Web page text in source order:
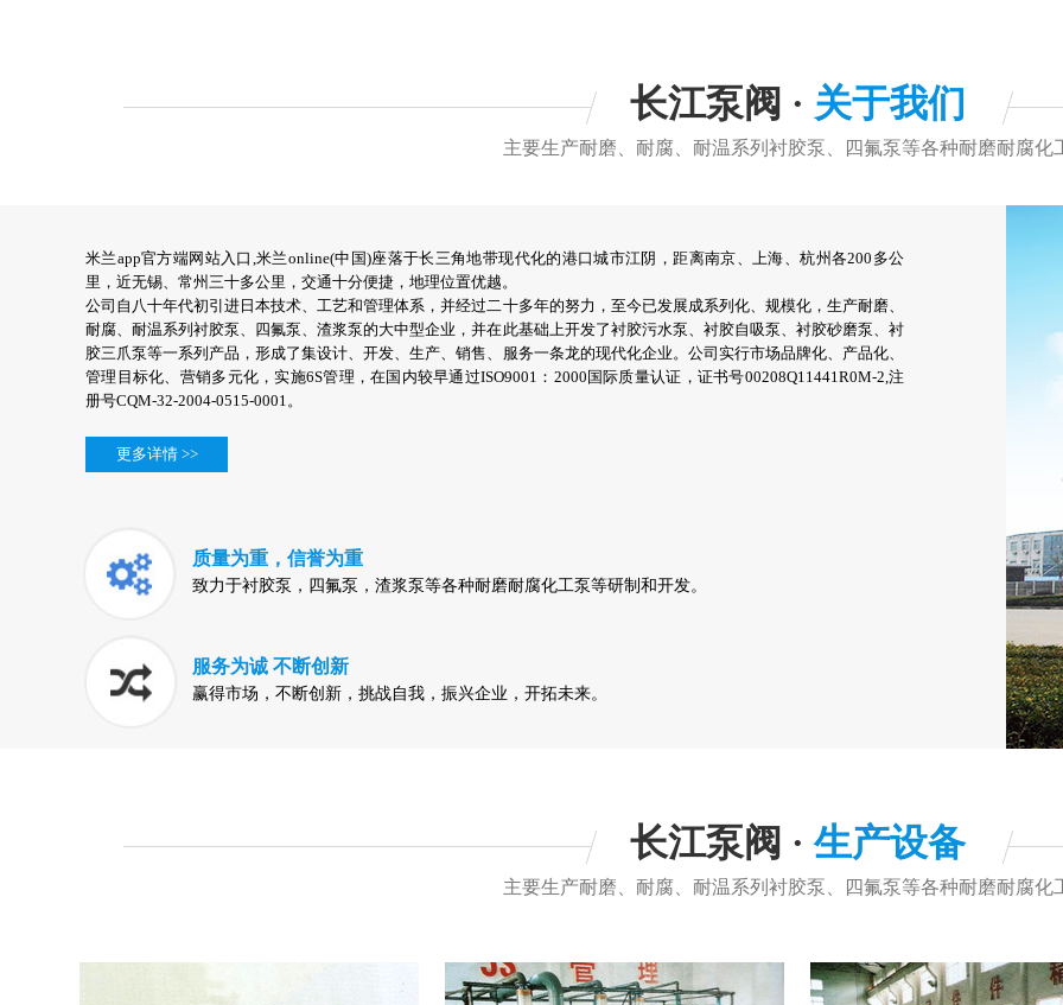
长江泵阀 · 关于我们
主要生产耐磨、耐腐、耐温系列衬胶泵、四氟泵等各种耐磨耐腐化
米兰app官方端网站入口,米兰online(中国)座落于长三角地带现代化的港口城市江阴，距离南京、上海、杭州各200多公
里，近无锡、常州三十多公里，交通十分便捷，地理位置优越。
公司自八十年代初引进日本技术、工艺和管理体系，并经过二十多年的努力，至今已发展成系列化、规模化，生产耐磨、
耐腐、耐温系列衬胶泵、四氟泵、渣浆泵的大中型企业，并在此基础上开发了衬胶污水泵、衬胶自吸泵、衬胶砂磨泵、衬
胶三爪泵等一系列产品，形成了集设计、开发、生产、销售、服务一条龙的现代化企业。公司实行市场品牌化、产品化、
管理目标化、营销多元化，实施6S管理，在国内较早通过ISO9001：2000国际质量认证，证书号00208Q11441R0M-2,注
册号CQM-32-2004-0515-0001。
更多详情 >>
质量为重，信誉为重
致力于衬胶泵，四氟泵，渣浆泵等各种耐磨耐腐化工泵等研制和开发。
服务为诚 不断创新
赢得市场，不断创新，挑战自我，振兴企业，开拓未来。
长江泵阀 ·生产设备
主要生产耐磨、耐腐、耐温系列衬胶泵、四氟泵等各种耐磨耐腐化